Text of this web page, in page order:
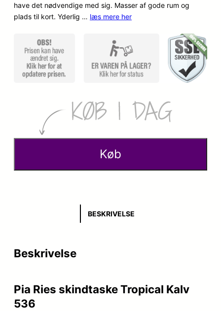
have det nødvendige med sig. Masser af gode rum og
plads til kort. Yderlig … læs mere her
Køb
BESKRIVELSE
Beskrivelse
Pia Ries skindtaske Tropical Kalv
536